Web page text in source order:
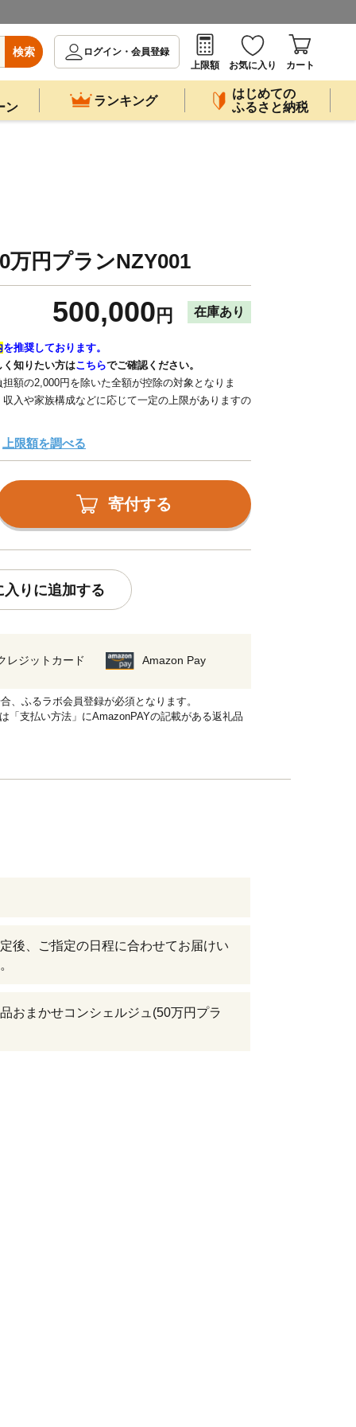
検索
ログイン・会員登録
上限額
お気に入り カート
ン ランキング
はじめての
ふるさと納税
万円プランNZY001
500,000 円 在庫あり
を推奨しております。
知りたい方はこちらでご確認ください。
額の2,000円を除いた全額が控除の対象となりま
入や家族構成などに応じて一定の上限がありますの
上限額を調べる
寄付する
入りに追加する
レジットカード Amazon Pay
、ふるラボ会員登録が必須となります。
「支払い方法」にAmazonPAYの記載がある返礼品
後、ご指定の日程に合わせてお届けい
おまかせコンシェルジュ(50万円プラ